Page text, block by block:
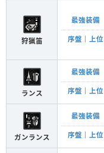
狩猟笛
最強装備
序盤 上位
ランス
最強装備
序盤 上位
ガンランス
最強装備
序盤 上位